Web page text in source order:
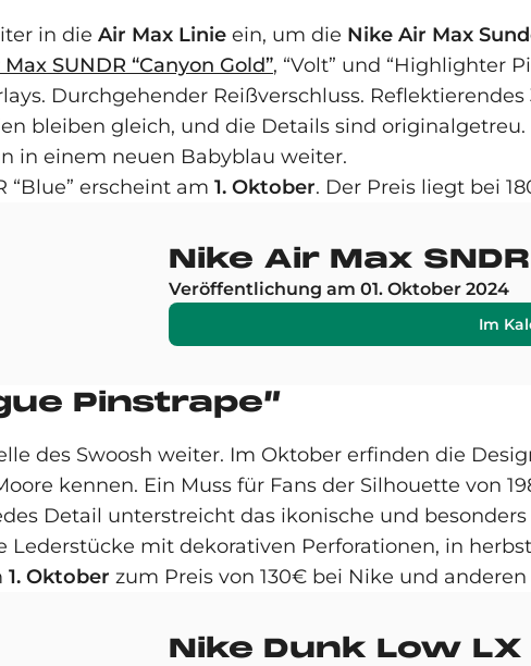
in die Air Max Linie ein, um die Nike Air Max
SUNDR “Canyon Gold”, “Volt” und “Highlighter
Durchgehender Reißverschluss.
bleiben gleich, und die Details sind
in einem neuen Babyblau weiter.
“Blue” erscheint am 1. Oktober. Der Preis liegt bei
Nike Air Max
Veröffentlichung am 01. Oktober 2024
Im
Pinstrape”
des Swoosh weiter. Im Oktober erfinden die
kennen. Ein Muss für Fans der Silhouette von
Detail unterstreicht das ikonische und
mit dekorativen Perforationen, in
1. Oktober zum Preis von 130€ bei Nike und
Nike Dunk Low